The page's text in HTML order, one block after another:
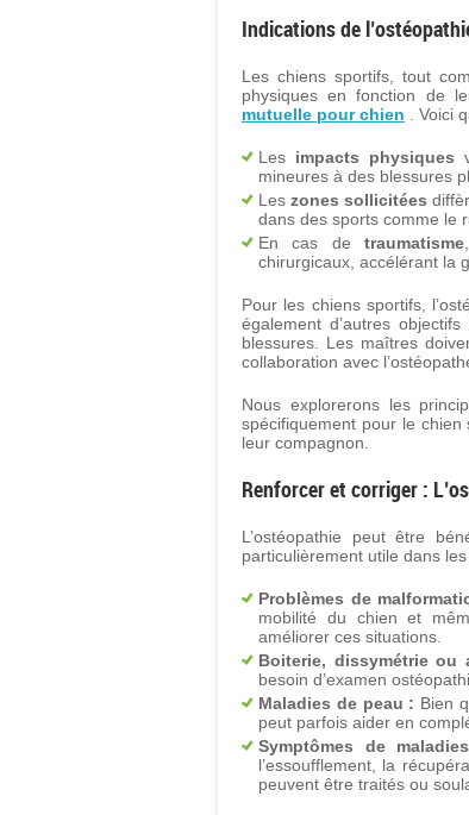
Indications de
Les chiens sportifs, tout
physiques en fonction de
mutuelle pour chien . Voici
Les impacts physiques
mineures à des blessures
Leszones sollicitées
dans des sports comme le
En cas de traumatisme
chirurgicaux, accélérant la
Pour les chiens sportifs,
également d’autres
blessures. Les maîtres
collaboration avec
Nous explorerons les
spécifiquement pour le chien
leur compagnon.
Renforcer et corriger :
L’ostéopathie peut être
particulièrement utile dans
Problèmes de
mobilité du chien et
améliorer ces situations.
Boiterie, dissymétrie ou
besoin d’examen
Maladies de peau : Bien
peut parfois aider en
Symptômes de
l’essoufflement, la
peuvent être traités ou